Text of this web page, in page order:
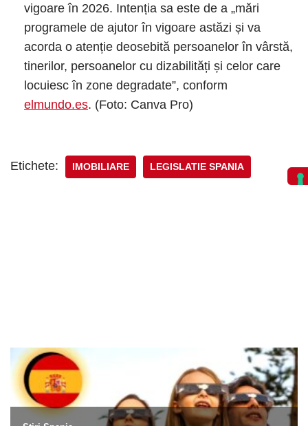
vigoare în 2026. Intenția sa este de a „mări
programele de ajutor în vigoare astăzi și va
acorda o atenție deosebită persoanelor în vârstă,
tinerilor, persoanelor cu dizabilități și celor care
locuiesc în zone degradate”, conform
elmundo.es. (Foto: Canva Pro)
Etichete: IMOBILIARE LEGISLATIE SPANIA